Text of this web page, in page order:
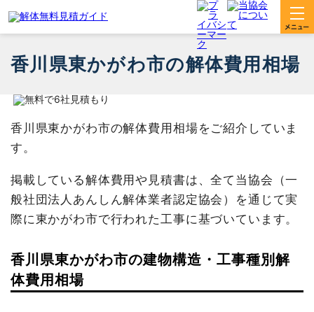
香川県東かがわ市の解体費用相場
香川県東かがわ市の解体費用相場をご紹介していま
す。
掲載している解体費用や見積書は、全て当協会（一
般社団法人あんしん解体業者認定協会）を通じて実
際に東かがわ市で行われた工事に基づいています。
香川県東かがわ市の建物構造・工事種別解
体費用相場